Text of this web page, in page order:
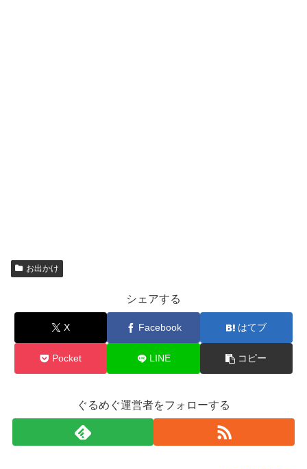
お出かけ
シェアする
X Facebook はてブ
Pocket LINE コピー
ぐるめぐ運営者をフォローする